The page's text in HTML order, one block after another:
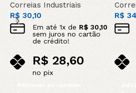
Correias Industriais
R$30,10
Em até 1x de R$30,10
sem juros no cartão
de crédito!
R$ 28,60
no pix
Adicionar ao carrinho
R$